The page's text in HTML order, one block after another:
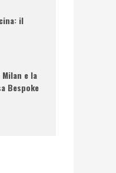
il
e la
Bespoke